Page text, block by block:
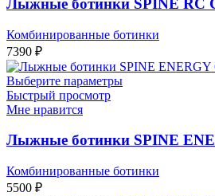
Лыжные ботинки SPINE RC
Комбинированные ботинки
7390 ₽
Выберите параметры
Быстрый просмотр
Мне нравится
Лыжные ботинки SPINE
Комбинированные ботинки
5500 ₽